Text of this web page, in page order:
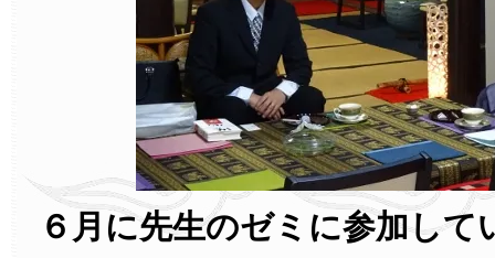
６月に先生のゼミに参加して